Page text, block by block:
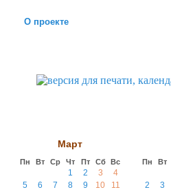
О проекте
Март
Пн Вт Ср Чт Пт Сб Вс
1 2 3
4
5
6 7 8 9 10
11
Пн Вт
2
3